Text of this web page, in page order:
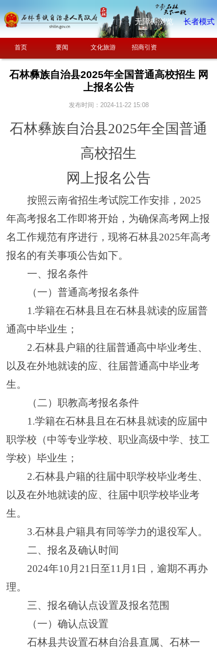
无障碍浏览 长者模式
首页 要闻 文化旅游 招商引资
石林彝族自治县2025年全国普通高校招生 网
上报名公告
发布时间：2024-11-22 15:08
石林彝族自治县2025年全国普通
高校招生
网上报名公告
按照云南省招生考试院工作安排， 2025
年高考报名工作即将开始，为确保高考网上报
名工作规范有序进行，现将石林县2025年高考
报名的有关事项公告如下。
一、报名条件
（一）普通高考报名条件
1.学籍在石林县且在石林县就读的应届普
通高中毕业生；
2.石林县户籍的往届普通高中毕业考生、
以及在外地就读的应、往届普通高中毕业考
生。
（二）职教高考报名条件
1.学籍在石林县且在石林县就读的应届中
职学校（中等专业学校、职业高级中学、技工
学校）毕业生；
2.石林县户籍的往届中职学校毕业考生、
以及在外地就读的应、往届中职学校毕业考
生。
3.石林县户籍具有同等学力的退役军人。
二、报名及确认时间
2024年10月 21 日至11月 1 日，逾期不再办
理。
三、报名确认点设置及报名范围
（一）确认点设置
石林县共设置石林自治县直属、石林一